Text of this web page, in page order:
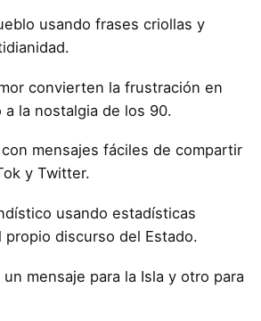
usando frases criollas y
convierten la frustración en
a la nostalgia de los 90.
mensajes fáciles de compartir
y Twitter.
usando estadísticas
discurso del Estado.
mensaje para la Isla y otro para